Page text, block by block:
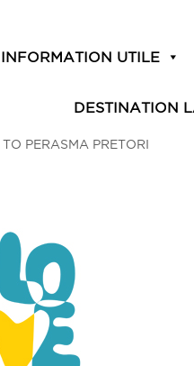
INFORMATION UTILE
DESTINATION
TO PERASMA PRETORI